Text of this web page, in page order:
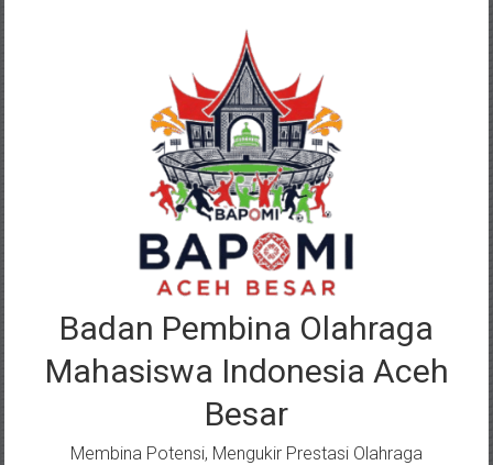
Badan Pembina Olahraga
Mahasiswa Indonesia Aceh
Besar
Membina Potensi, Mengukir Prestasi Olahraga